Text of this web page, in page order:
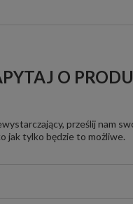
O
prześlij nam
jak tylko będzie to możliwe.